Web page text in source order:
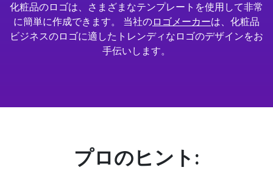
化粧品のロゴは、さまざまなテンプレートを使用して非常
に簡単に作成できます。 当社のロゴメーカーは、化粧品
ビジネスのロゴに適したトレンディなロゴのデザインをお
手伝いします。
プロのヒント: